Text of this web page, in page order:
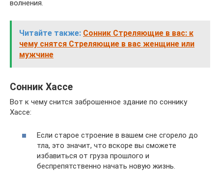
волнения.
Читайте также: Сонник Стреляющие в вас: к
чему снятся Стреляющие в вас женщине или
мужчине
Сонник Хассе
Вот к чему снится заброшенное здание по соннику
Хассе:
Если старое строение в вашем сне сгорело до
тла, это значит, что вскоре вы сможете
избавиться от груза прошлого и
беспрепятственно начать новую жизнь.